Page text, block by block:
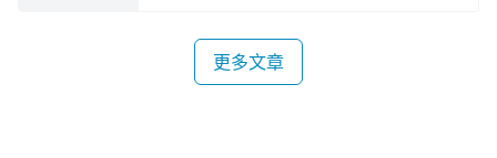
更多文章